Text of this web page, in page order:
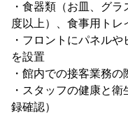
・食器類（お皿、グ
度以上）、食事用トレ
・フロントにパネル
を設置
・館内での接客業務の
・スタッフの健康と
録確認）